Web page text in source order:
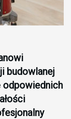
budowlanej
odpowiednich